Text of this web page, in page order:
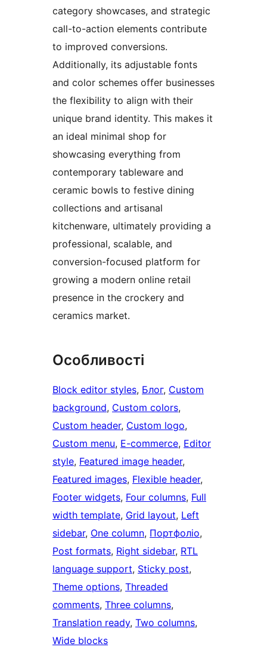
category showcases, and strategic
call-to-action elements contribute
to improved conversions.
Additionally, its adjustable fonts
and color schemes offer businesses
the flexibility to align with their
unique brand identity. This makes it
an ideal minimal shop for
showcasing everything from
contemporary tableware and
ceramic bowls to festive dining
collections and artisanal
kitchenware, ultimately providing a
professional, scalable, and
conversion-focused platform for
growing a modern online retail
presence in the crockery and
ceramics market.
Особливості
Block editor styles, Блог, Custom
background, Custom colors
Custom header, Custom logo
Custom menu, E-commerce, Editor
style, Featured image header
Featured images, Flexible header
Footer widgets, Four columns, Full
width template, Grid layout, Left
sidebar, One column, Портфоліо
Post formats, Right sidebar, RTL
language support, Sticky post
Theme options, Threaded
comments, Three columns
Translation ready, Two columns
Wide blocks